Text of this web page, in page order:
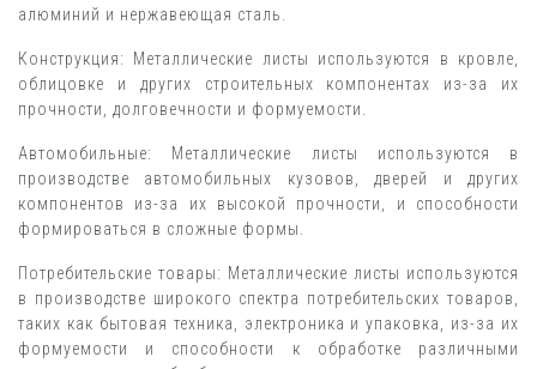
алюминий и нержавеющая сталь.
Конструкция: Металлические листы используются в кровле,
облицовке и других строительных компонентах из-за их
прочности, долговечности и формуемости.
Автомобильные: Металлические листы используются в
производстве автомобильных кузовов, дверей и других
компонентов из-за их высокой прочности, и способности
формироваться в сложные формы.
Потребительские товары: Металлические листы используются
в производстве широкого спектра потребительских товаров,
таких как бытовая техника, электроника и упаковка, из-за их
формуемости и способности к обработке различными